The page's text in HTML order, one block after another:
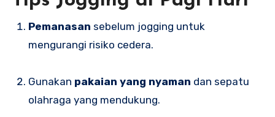
Pemanasan sebelum jogging untuk
mengurangi risiko cedera.
Gunakan pakaian yang nyaman dan sepatu
olahraga yang mendukung.